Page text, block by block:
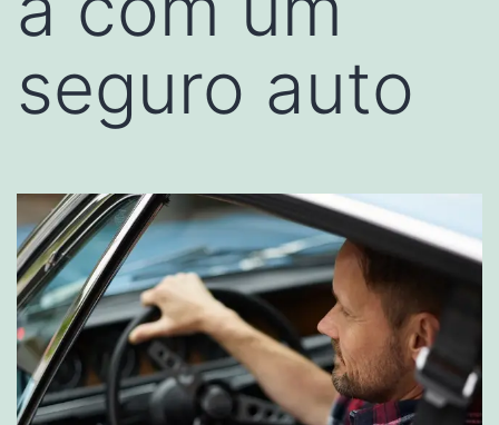
seguro auto